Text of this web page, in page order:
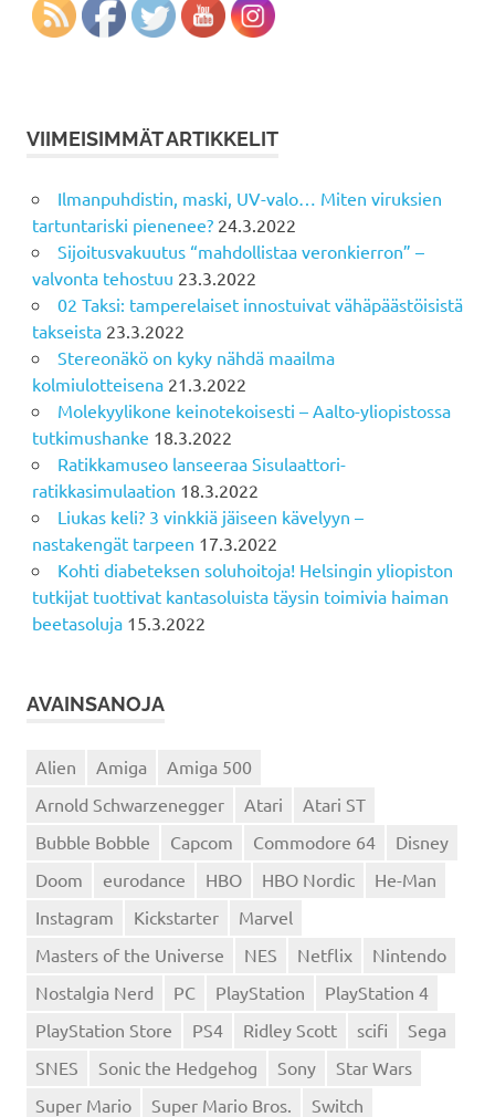
VIIMEISIMMÄT ARTIKKELIT
Ilmanpuhdistin, maski, UV-valo… Miten viruksien
tartuntariski pienenee? 24.3.2022
Sijoitusvakuutus “mahdollistaa veronkierron” –
valvonta tehostuu 23.3.2022
02 Taksi: tamperelaiset innostuivat vähäpäästöisistä
takseista 23.3.2022
Stereonäkö on kyky nähdä maailma
kolmiulotteisena 21.3.2022
Molekyylikone keinotekoisesti – Aalto-yliopistossa
tutkimushanke 18.3.2022
Ratikkamuseo lanseeraa Sisulaattori-
ratikkasimulaation 18.3.2022
Liukas keli? 3 vinkkiä jäiseen kävelyyn –
nastakengät tarpeen 17.3.2022
Kohti diabeteksen soluhoitoja! Helsingin yliopiston
tutkijat tuottivat kantasoluista täysin toimivia haiman
beetasoluja 15.3.2022
AVAINSANOJA
Alien Amiga
Amiga 500
Arnold Schwarzenegger
Atari
Atari ST
Bubble Bobble
Capcom Commodore 64
Disney
Doom
eurodance HBO HBO Nordic
He-Man
Instagram
Kickstarter
Marvel
Masters of the Universe
NES Netflix
Nintendo
Nostalgia Nerd
PC PlayStation
PlayStation 4
PlayStation Store
PS4 Ridley Scott scifi
Sega
SNES
Sonic the Hedgehog Sony
Star Wars
Super Mario
Super Mario Bros. Switch